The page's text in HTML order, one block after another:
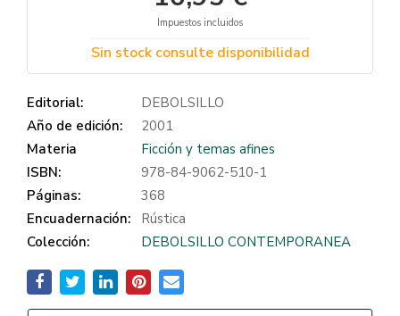
Impuestos incluidos
Sin stock consulte disponibilidad
Editorial:
DEBOLSILLO
Año de edición:
2001
Materia
Ficción y temas afines
ISBN:
978-84-9062-510-1
Páginas:
368
Encuadernación:
Rústica
Colección:
DEBOLSILLO CONTEMPORANEA